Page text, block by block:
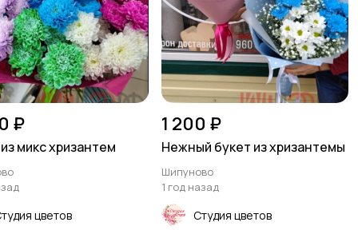
₽
микс хризантем
цветов
1 200 ₽
Нежный букет из хризантемы
Шипуново
1 год назад
Студия цветов